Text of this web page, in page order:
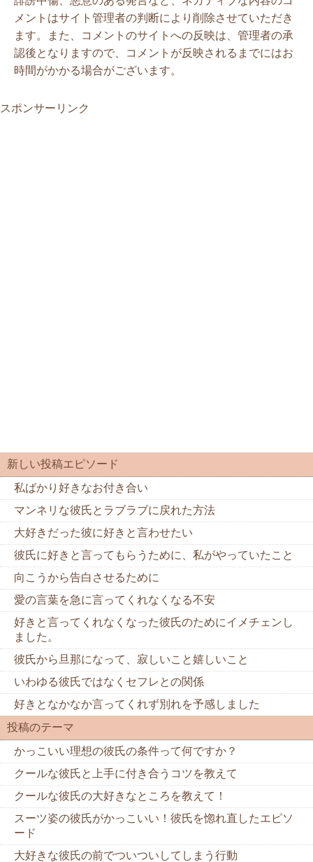
メントはサイト管理者の判断により削除させていただき
ます。また、コメントのサイトへの反映は、管理者の承
認後となりますので、コメントが反映されるまでにはお
時間がかかる場合がございます。
スポンサーリンク
新しい投稿エピソード
私ばかり好きなお付き合い
マンネリな彼氏とラブラブに戻れた方法
大好きだった彼に好きと言わせたい
彼氏に好きと言ってもらうために、私がやっていたこと
向こうから告白させるために
愛の言葉を急に言ってくれなくなる不安
好きと言ってくれなくなった彼氏のためにイメチェンし
ました。
彼氏から旦那になって、寂しいこと嬉しいこと
いわゆる彼氏ではなくセフレとの関係
好きとなかなか言ってくれず別れを予感しました
投稿のテーマ
かっこいい理想の彼氏の条件って何ですか？
クールな彼氏と上手に付き合うコツを教えて
クールな彼氏の大好きなところを教えて！
スーツ姿の彼氏がかっこいい！彼氏を惚れ直したエピソ
ード
大好きな彼氏の前でついついしてしまう行動